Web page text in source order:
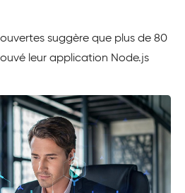
suggère que plus de 80
leur application Node.js